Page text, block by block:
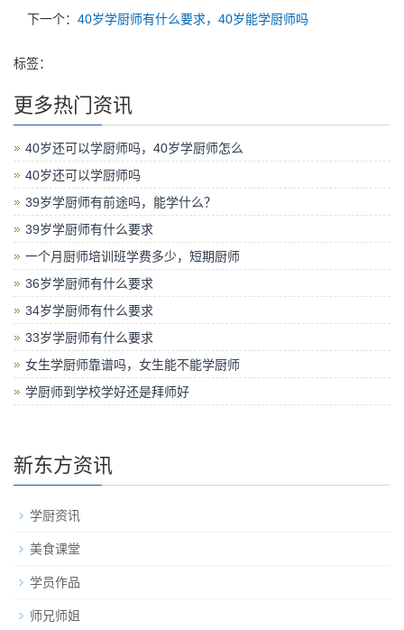
下一个： 40岁学厨师有什么要求，40岁能学厨师吗
标签：
更多热门资讯
40岁还可以学厨师吗，40岁学厨师怎么
40岁还可以学厨师吗
39岁学厨师有前途吗，能学什么？
39岁学厨师有什么要求
一个月厨师培训班学费多少，短期厨师
36岁学厨师有什么要求
34岁学厨师有什么要求
33岁学厨师有什么要求
女生学厨师靠谱吗，女生能不能学厨师
学厨师到学校学好还是拜师好
新东方资讯
学厨资讯
美食课堂
学员作品
师兄师姐